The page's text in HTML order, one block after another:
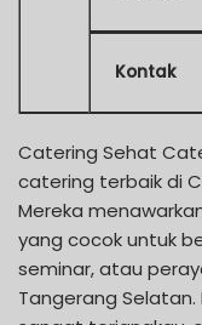
Kontak
Catering Sehat
catering terbaik di
Mereka
yang cocok untuk
seminar, atau
Tangerang